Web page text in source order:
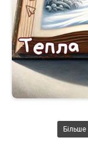
Більше